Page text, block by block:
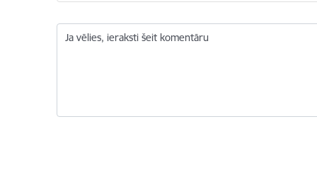
Ja vēlies, ieraksti šeit komentāru